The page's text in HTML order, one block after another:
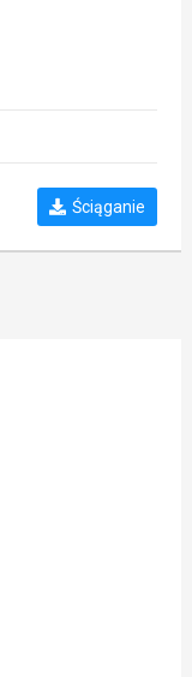
Ściąganie